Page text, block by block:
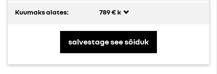
Kuumaks alates: 789 € k
salvestage see sõiduk